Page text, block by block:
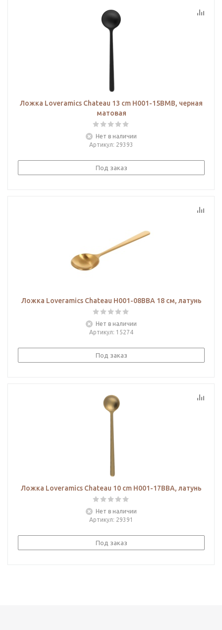
Ложка Loveramics Chateau 13 cm H001-15BMB, черная
матовая
Нет в наличии
Артикул: 29393
Под заказ
Ложка Loveramics Chateau H001-08BBA 18 см, латунь
Нет в наличии
Артикул: 15274
Под заказ
Ложка Loveramics Chateau 10 cm H001-17BBA, латунь
Нет в наличии
Артикул: 29391
Под заказ